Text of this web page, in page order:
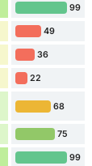
99
49
36
22
68
75
99